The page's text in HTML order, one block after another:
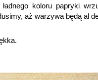
koloru papryki
aż warzywa będą al